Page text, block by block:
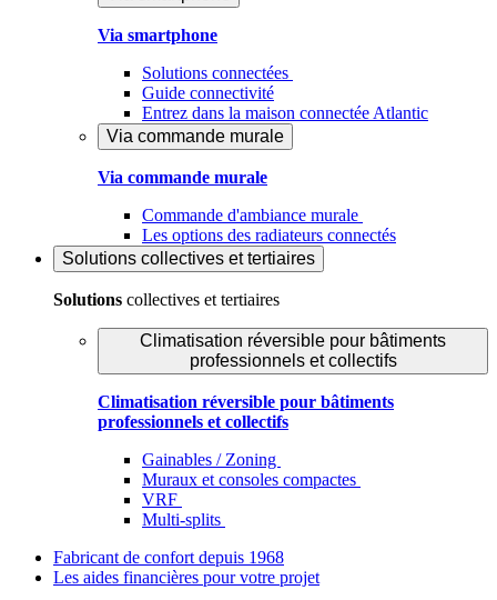
Via smartphone
Solutions connectées
Guide connectivité
Entrez dans la maison connectée Atlantic
Via commande murale
Via commande murale
Commande d'ambiance murale
Les options des radiateurs connectés
Solutions collectives et tertiaires
Solutions collectives et tertiaires
Climatisation réversible pour bâtiments
professionnels et collectifs
Climatisation réversible pour bâtiments
professionnels et collectifs
Gainables / Zoning
Muraux et consoles compactes
VRF
Multi-splits
Fabricant de confort depuis 1968
Les aides financières pour votre projet